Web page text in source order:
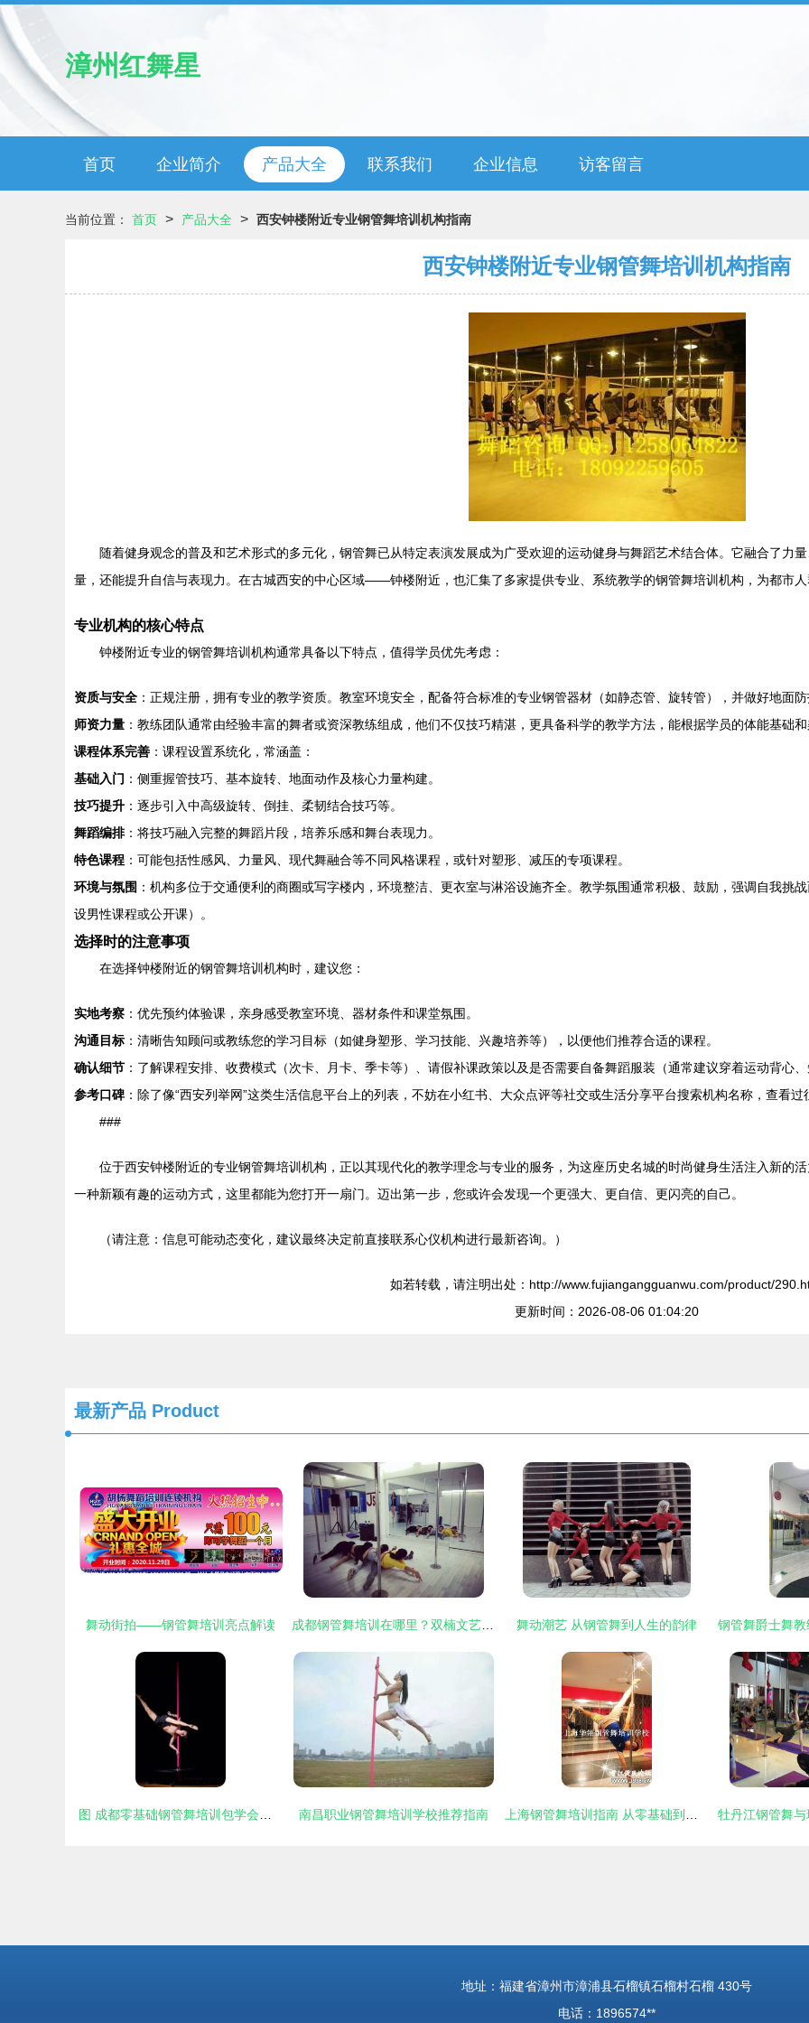
漳州红舞星
首页 企业简介 产品大全 联系我们 企业信息 访客留言
当前位置： 首页 > 产品大全 > 西安钟楼附近专业钢管舞培训机构指南
西安钟楼附近专业钢管舞培训机构指南
随着健身观念的普及和艺术形式的多元化，钢管舞已从特定表演发展成为广受欢迎的运动健身与舞蹈艺术结合体。它融合了力
量，还能提升自信与表现力。在古城西安的中心区域——钟楼附近，也汇集了多家提供专业、系统教学的钢管舞培训机构，为都市
专业机构的核心特点
钟楼附近专业的钢管舞培训机构通常具备以下特点，值得学员优先考虑：
资质与安全 ：正规注册，拥有专业的教学资质。教室环境安全，配备符合标准的专业钢管器材（如静态管、旋转管），并做好地面
师资力量 ：教练团队通常由经验丰富的舞者或资深教练组成，他们不仅技巧精湛，更具备科学的教学方法，能根据学员的体能基础
课程体系完善 ：课程设置系统化，常涵盖：
基础入门 ：侧重握管技巧、基本旋转、地面动作及核心力量构建。
技巧提升 ：逐步引入中高级旋转、倒挂、柔韧结合技巧等。
舞蹈编排：将技巧融入完整的舞蹈片段，培养乐感和舞台表现力。
特色课程 ：可能包括性感风、力量风、现代舞融合等不同风格课程，或针对塑形、减压的专项课程。
环境与氛围 ：机构多位于交通便利的商圈或写字楼内，环境整洁、更衣室与淋浴设施齐全。教学氛围通常积极、鼓励，强调自我挑
设男性课程或公开课）。
选择时的注意事项
在选择钟楼附近的钢管舞培训机构时，建议您：
实地考察 ：优先预约体验课，亲身感受教室环境、器材条件和课堂氛围。
沟通目标 ：清晰告知顾问或教练您的学习目标（如健身塑形、学习技能、兴趣培养等），以便他们推荐合适的课程。
确认细节 ：了解课程安排、收费模式（次卡、月卡、季卡等）、请假补课政策以及是否需要自备舞蹈服装（通常建议穿着运动背心
参考口碑 ：除了像“西安列举网”这类生活信息平台上的列表，不妨在小红书、大众点评等社交或生活分享平台搜索机构名称，查看
###
位于西安钟楼附近的专业钢管舞培训机构，正以其现代化的教学理念与专业的服务，为这座历史名城的时尚健身生活注入新的
一种新颖有趣的运动方式，这里都能为您打开一扇门。迈出第一步，您或许会发现一个更强大、更自信、更闪亮的自己。
（请注意：信息可能动态变化，建议最终决定前直接联系心仪机构进行最新咨询。）
如若转载，请注明出处：http://www.fujiangangguanwu.com/product/
更新时间：2026-08-06 01:04:20
最新产品 Product
舞动街拍——钢管舞培训亮点解读 舞动潮艺 从钢管舞到人生的韵律
南昌职业钢管舞培训学校推荐指南
地址：福建省漳州市漳浦县石榴镇石榴村石榴 430号
电话：1896574**